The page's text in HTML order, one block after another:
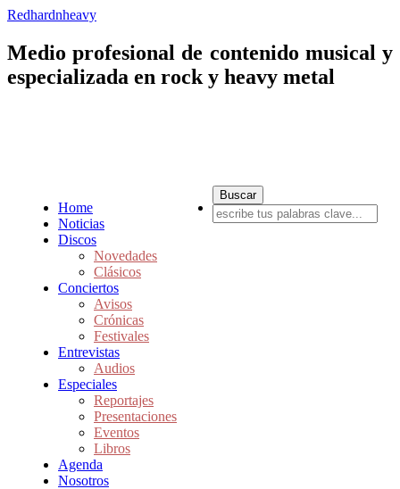
Redhardnheavy
Medio profesional de contenido musical y
especializada en rock y heavy metal
Home
Noticias
Discos
Novedades
Clásicos
Conciertos
Avisos
Crónicas
Festivales
Entrevistas
Audios
Especiales
Reportajes
Presentaciones
Eventos
Libros
Agenda
Nosotros